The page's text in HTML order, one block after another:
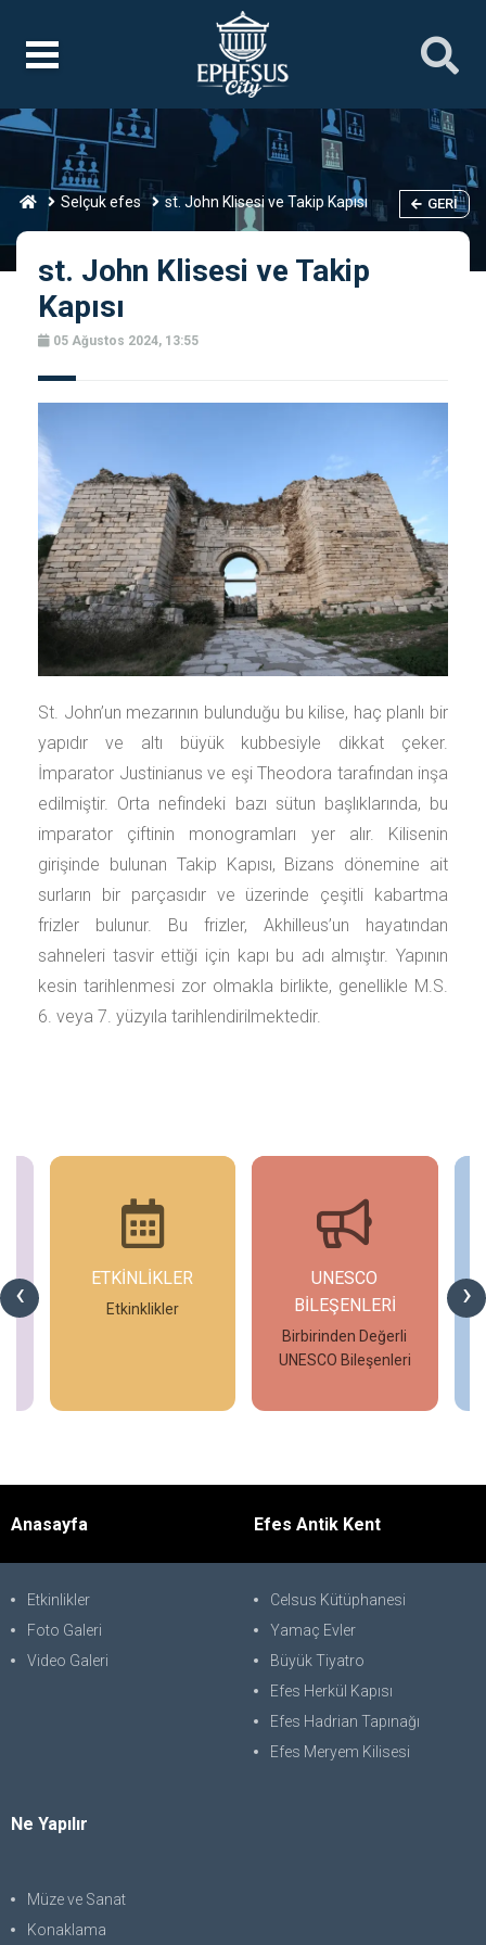
Selçuk efes st. John Klisesi ve Takip Kapısı GERI
st. John Klisesi ve Takip
Kapısı
05 Ağustos 2024, 13:55
St. John’un mezarının bulunduğu bu kilise, haç planlı bir
yapıdır ve altı büyük kubbesiyle dikkat çeker.
İmparator Justinianus ve eşi Theodora tarafından inşa
edilmiştir. Orta nefindeki bazı sütun başlıklarında, bu
imparator çiftinin monogramları yer alır. Kilisenin
girişinde bulunan Takip Kapısı, Bizans dönemine ait
surların bir parçasıdır ve üzerinde çeşitli kabartma
frizler bulunur. Bu frizler, Akhilleus’un hayatından
sahneleri tasvir ettiği için kapı bu adı almıştır. Yapının
kesin tarihlenmesi zor olmakla birlikte, genellikle M.S.
6. veya 7. yüzyıla tarihlendirilmektedir.
‹ ›
ETKİNLİKLER
Etkinklikler
UNESCO
BİLEŞENLERİ
Birbirinden Değerli
UNESCO Bileşenleri
İncele
Anasayfa
Etkinlikler
Foto Galeri
Video Galeri
Efes Antik Kent
Celsus Kütüphanesi
Yamaç Evler
Büyük Tiyatro
Efes Herkül Kapısı
Efes Hadrian Tapınağı
Efes Meryem Kilisesi
Ne Yapılır
Müze ve Sanat
Konaklama